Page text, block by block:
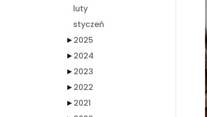
luty
styczeń
►2025
►2024
►2023
►2022
►2021